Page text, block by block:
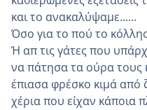
και το ανακαλύψαμε......
Όσο για το πού το
Ή απ τις γάτες που
να πάτησα τα ούρα τους
έπιασα φρέσκο κιμά από
χέρια που είχαν κάποια